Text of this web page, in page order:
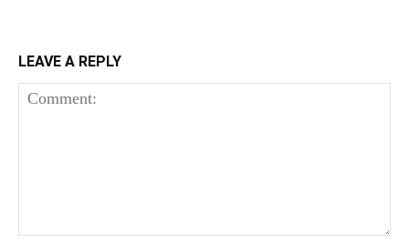
LEAVE A REPLY